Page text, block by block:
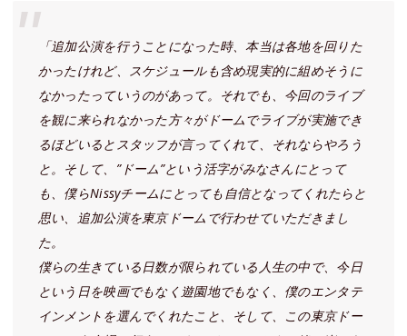
「追加公演を行うことになった時、本当は各地を回りた
かったけれど、スケジュールも含め現実的に組めそうに
なかったっていうのがあって。それでも、今回のライブ
を観に来られなかった方々がドームでライブが実施でき
るほどいるとスタッフが言ってくれて、それならやろう
と。そして、”ドーム”という活字がみなさんにとって
も、僕らNissyチームにとっても自信となってくれたらと
思い、追加公演を東京ドームで行わせていただきまし
た。
僕らの生きている日数が限られている人生の中で、今日
という日を映画でもなく遊園地でもなく、僕のエンタテ
インメントを選んでくれたこと、そして、この東京ドー